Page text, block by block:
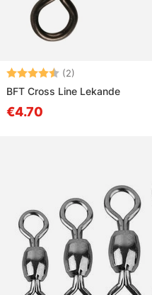
Note: (2)
BFT Cross Line Lekande
€4.70